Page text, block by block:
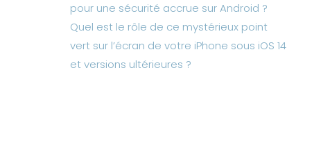
pour une sécurité accrue sur Android ?
Quel est le rôle de ce mystérieux point
vert sur l’écran de votre iPhone sous iOS 14
et versions ultérieures ?